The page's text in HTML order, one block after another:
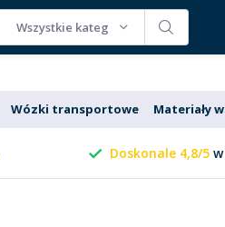
Wszystkie kategorie
Wózki transportowe Materiały
Doskonale 4,8/5